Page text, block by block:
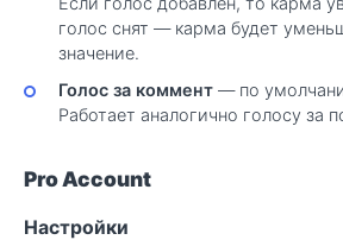
голос снят — карма будет
значение.
Голос за коммент— по
Работает аналогично голосу за
Pro Account
Настройки